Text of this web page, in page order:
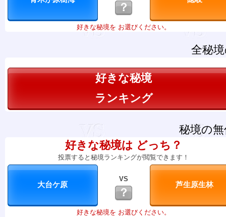
？
好きな秘境を お選びください。
全秘
好きな秘境
ランキング
秘境の
好きな秘境は どっち？
投票すると秘境ランキングが閲覧できます！
VS
？
好きな秘境を お選びください。